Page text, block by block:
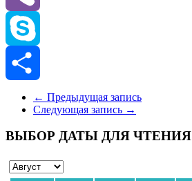
Viber
Skype
Отправить
← Предыдущая запись
Следующая запись →
ВЫБОР ДАТЫ ДЛЯ ЧТЕНИЯ